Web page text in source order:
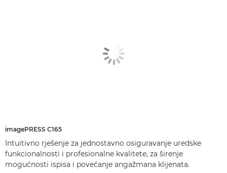
imagePRESS C165
Intuitivno rješenje za jednostavno osiguravanje uredske
funkcionalnosti i profesionalne kvalitete, za širenje
mogućnosti ispisa i povećanje angažmana klijenata.